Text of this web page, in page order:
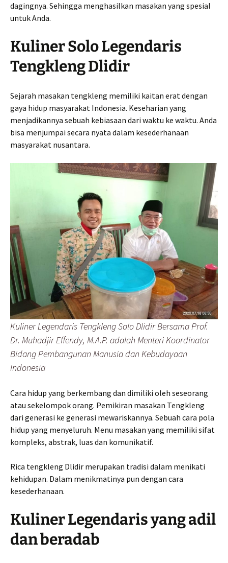
dagingnya. Sehingga menghasilkan masakan yang spesial
untuk Anda.
Kuliner Solo Legendaris
Tengkleng Dlidir
Sejarah masakan tengkleng memiliki kaitan erat dengan
gaya hidup masyarakat Indonesia. Keseharian yang
menjadikannya sebuah kebiasaan dari waktu ke waktu. Anda
bisa menjumpai secara nyata dalam kesederhanaan
masyarakat nusantara.
Kuliner Legendaris Tengkleng Solo Dlidir Bersama Prof.
Dr. Muhadjir Effendy, M.A.P. adalah Menteri Koordinator
Bidang Pembangunan Manusia dan Kebudayaan
Indonesia
Cara hidup yang berkembang dan dimiliki oleh seseorang
atau sekelompok orang. Pemikiran masakan Tengkleng
dari generasi ke generasi mewariskannya. Sebuah cara pola
hidup yang menyeluruh. Menu masakan yang memiliki sifat
kompleks, abstrak, luas dan komunikatif.
Rica tengkleng Dlidir merupakan tradisi dalam menikati
kehidupan. Dalam menikmatinya pun dengan cara
kesederhanaan.
Kuliner Legendaris yang adil
dan beradab